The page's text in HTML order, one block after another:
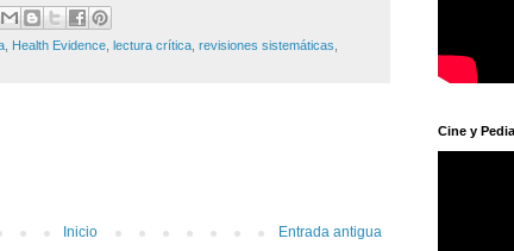
Health Evidence lectura crítica revisiones sistemáticas
Entrada antigua
Inicio
Cine y